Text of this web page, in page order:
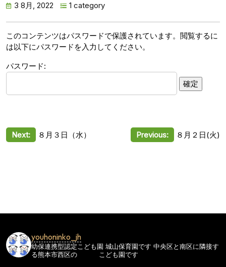
3 8月, 2022 1 category
このコンテンツはパスワードで保護されています。閲覧するに
は以下にパスワードを入力してください。
パスワード:
投
ー
ョ
ン
Previous: ８月２日(火)
Next: ８月３日（水）
youhoninko_jh
幼保連携型認定こども園 城山保育園です 中央区と南区に隣接す
る熊本市西区の
こども園です